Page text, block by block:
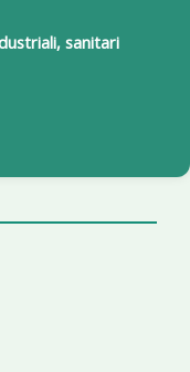
sanitari